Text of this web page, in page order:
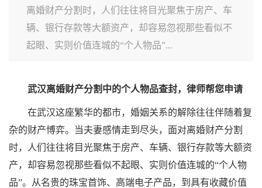
离婚财产分割时，人们往往将目光聚焦于房产、车
辆、银行存款等大额资产，却容易忽视那些看似不
起眼、实则价值连城的“个人物品”...
武汉离婚财产分割中的个人物品查封，律师帮您申请
在武汉这座繁华的都市，婚姻关系的解除往往伴随着复
杂的财产博弈。当夫妻感情走到尽头，面对离婚财产分割
时，人们往往将目光聚焦于房产、车辆、银行存款等大额资
产，却容易忽视那些看似不起眼、实则价值连城的“个人物
品”。从名贵的珠宝首饰、高端电子产品，到具有收藏价值